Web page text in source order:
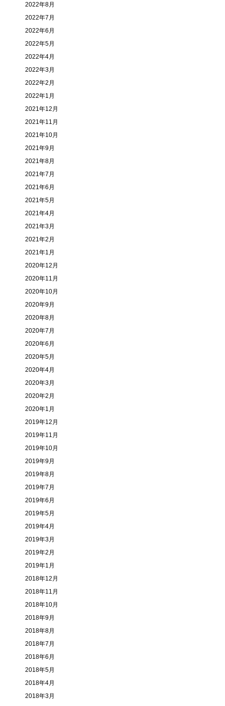
2022年8月
2022年7月
2022年6月
2022年5月
2022年4月
2022年3月
2022年2月
2022年1月
2021年12月
2021年11月
2021年10月
2021年9月
2021年8月
2021年7月
2021年6月
2021年5月
2021年4月
2021年3月
2021年2月
2021年1月
2020年12月
2020年11月
2020年10月
2020年9月
2020年8月
2020年7月
2020年6月
2020年5月
2020年4月
2020年3月
2020年2月
2020年1月
2019年12月
2019年11月
2019年10月
2019年9月
2019年8月
2019年7月
2019年6月
2019年5月
2019年4月
2019年3月
2019年2月
2019年1月
2018年12月
2018年11月
2018年10月
2018年9月
2018年8月
2018年7月
2018年6月
2018年5月
2018年4月
2018年3月